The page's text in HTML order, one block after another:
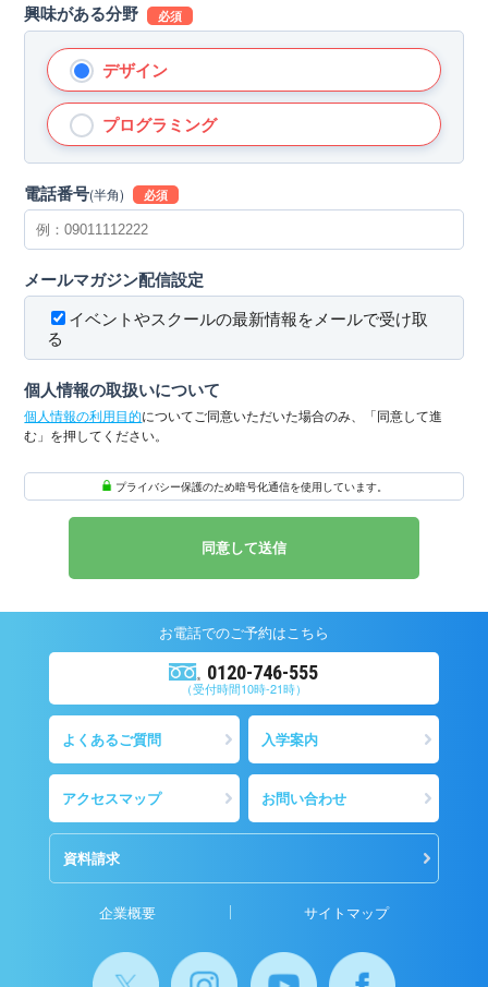
興味がある分野 必須
デザイン
プログラミング
電話番号(半角) 必須
メールマガジン配信設定
イベントやスクールの最新情報をメールで受け取
る
個人情報の取扱いについて
個人情報の利用目的についてご同意いただいた場合のみ、「同意して進
む」を押してください。
プライバシー保護のため暗号化通信を使用しています。
お電話でのご予約はこちら
0120-746-555
（受付時間10時-21時）
よくあるご質問 入学案内
アクセスマップ お問い合わせ
資料請求
企業概要 サイトマップ